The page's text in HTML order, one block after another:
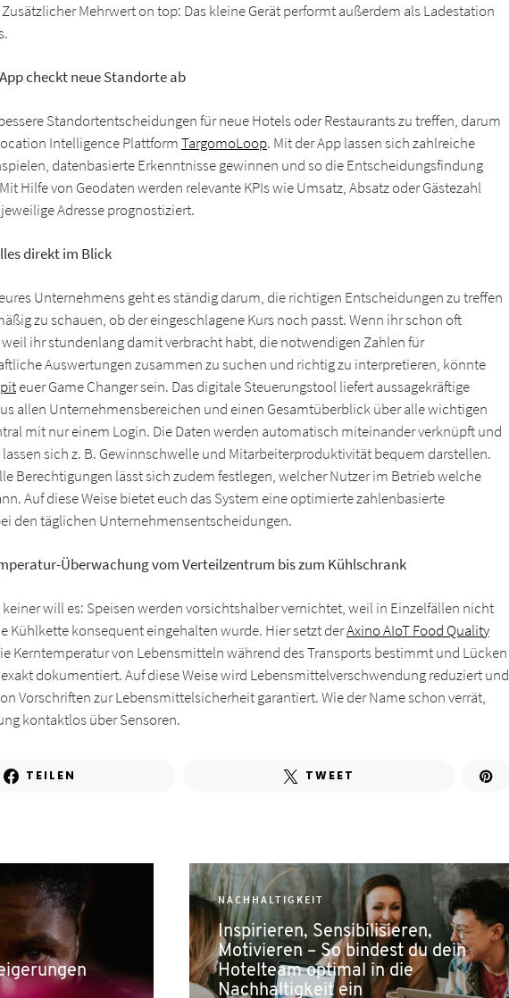
Mehrwert on top: Das kleine Gerät performt außerdem als Ladestation
checkt neue Standorte ab
Standortentscheidungen für neue Hotels oder Restaurants zu treffen, darum
Intelligence PlattformTargomoLoop. Mit der App lassen sich zahlreiche
datenbasierte Erkenntnisse gewinnen und so die Entscheidungsfindung
Hilfe von Geodaten werden relevante KPIs wie Umsatz, Absatz oder Gästezahl
Adresse prognostiziert.
direkt im Blick
Unternehmens geht es ständig darum, die richtigen Entscheidungen zu treffen
zu schauen, ob der eingeschlagene Kurs noch passt. Wenn ihr schon oft
ihr stundenlang damit verbracht habt, die notwendigen Zahlen für
Auswertungen zusammen zu suchen und richtig zu interpretieren, könnte
euer Game Changer sein. Das digitale Steuerungstool liefert aussagekräftige
allen Unternehmensbereichen und einen Gesamtüberblick über alle wichtigen
mit nur einem Login. Die Daten werden automatisch miteinander verknüpft und
lassen sich z. B. Gewinnschwelle und Mitarbeiterproduktivität bequem darstellen.
Berechtigungen lässt sich zudem festlegen, welcher Nutzer im Betrieb welche
Auf diese Weise bietet euch das System eine optimierte zahlenbasierte
den täglichen Unternehmensentscheidungen.
Überwachung vom Verteilzentrum bis zum Kühlschrank
keiner will es: Speisen werden vorsichtshalber vernichtet, weil in Einzelfällen nicht
Kühlkette konsequent eingehalten wurde. Hier setzt derAxino AIoT Food Quality
Kerntemperatur von Lebensmitteln während des Transports bestimmt und Lücken
dokumentiert. Auf diese Weise wird Lebensmittelverschwendung reduziert und
Vorschriften zur Lebensmittelsicherheit garantiert. Wie der Name schon verrät,
kontaktlos über Sensoren.
TEILEN TWEET
NACHHALTIGKEIT
Inspirieren, Sensibilisieren,
Motivieren – So bindest du dein
Hotelteam optimal in die
Nachhaltigkeit ein